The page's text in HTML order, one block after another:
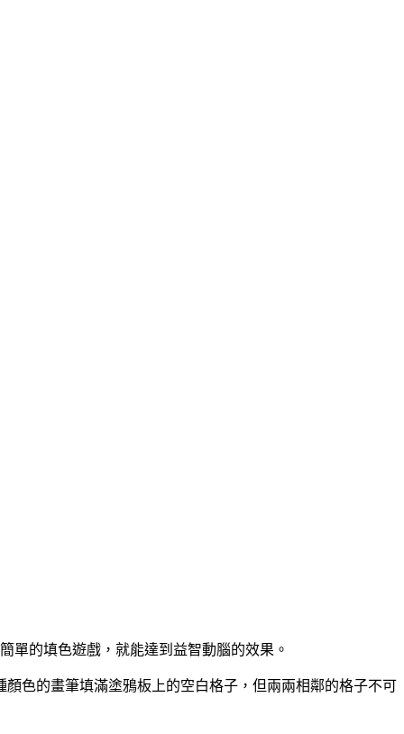
單的填色遊戲，就能達到益智動腦的效果。
色的畫筆填滿塗鴉板上的空白格子，但兩兩相鄰的格子不可